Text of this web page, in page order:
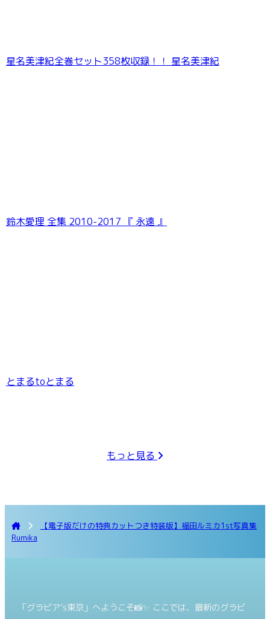
星名美津紀全巻セット358枚収録！！ 星名美津紀
鈴木愛理 全集 2010-2017 『 永遠 』
とまるtoとまる
もっと見る
【電子版だけの特典カットつき特装版】福田ルミカ1st写真集
Rumika
「グラビア’s東京」へようこそ📸✨ ここでは、最新のグラビ